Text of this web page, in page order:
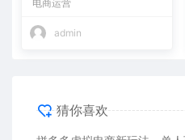
电商运营
admin
猜你喜欢